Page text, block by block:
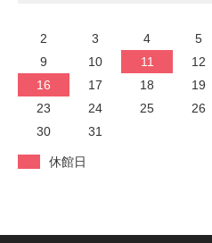
2
3 4 5
9
10 11 12
16
17 18 19
23
24 25 26
30
31
休館日